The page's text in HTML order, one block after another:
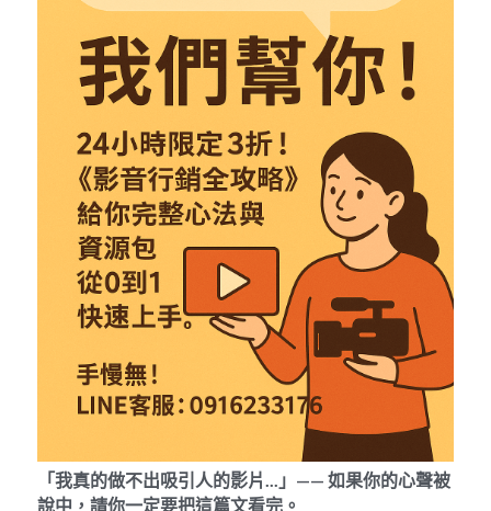
「我真的做不出吸引人的影片... 」 —— 如果你的心聲被
說中，請你一定要把這篇文看完。